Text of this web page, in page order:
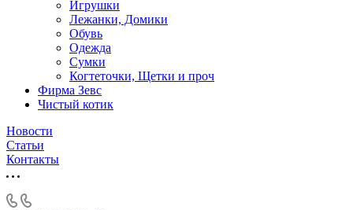
Игрушки
Лежанки, Домики
Обувь
Одежда
Сумки
Когтеточки, Щетки и проч
Фирма Зевс
Чистый котик
Новости
Статьи
Контакты